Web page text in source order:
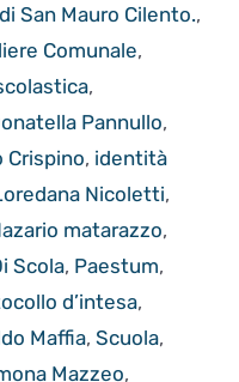
San Mauro Cilento.,
Comunale,
,
Pannullo,
Crispino, identità
Nicoletti,
matarazzo,
Scola, Paestum,
d’intesa,
Maffia, Scuola,
Mazzeo,